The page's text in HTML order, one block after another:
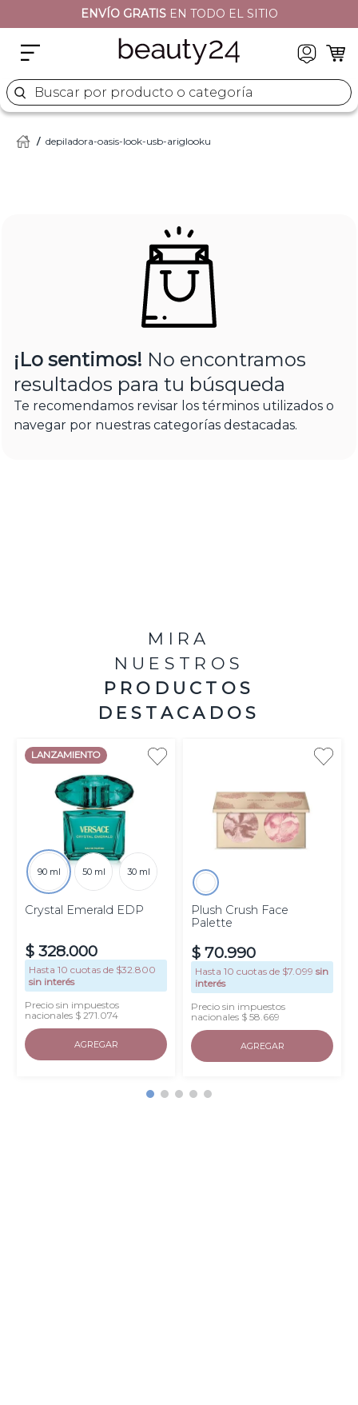
ENVÍO GRATISEN TODO EL SITIO
Buscar por producto o categoría
depiladora-oasis-look-usb-ariglooku
¡Lo sentimos! No encontramos
resultados para tu búsqueda
Te recomendamos revisar los términos utilizados o
navegar por nuestras categorías destacadas.
MIRA
NUESTROS
PRODUCTOS
DESTACADOS
LANZAMIENTO
90 ml 50 ml 30 ml
Crystal Emerald EDP
$ 328.000
Hasta10 cuotas de $32.800
sin interés
Precio sin impuestos
nacionales $ 271.074
AGREGAR
Plush Crush Face
Palette
$ 70.990
Hasta10 cuotas de $7.099 sin
interés
Precio sin impuestos
nacionales $ 58.669
AGREGAR
naj oleari
5. versace